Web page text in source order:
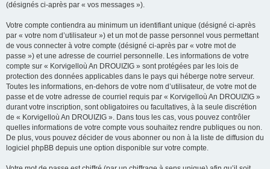
(désignés ci-après par « vos messages »).
Votre compte contiendra au minimum un identifiant unique (désigné ci-après
par « votre nom d’utilisateur ») et un mot de passe personnel vous permettant
de vous connecter à votre compte (désigné ci-après par « votre mot de
passe ») et une adresse de courriel personnelle. Les informations de votre
compte sur « Korvigelloù An DROUIZIG » sont protégées par les lois de
protection des données applicables dans le pays qui héberge notre serveur.
Toutes les informations, en-dehors de votre nom d’utilisateur, de votre mot de
passe et de votre adresse de courriel requis par « Korvigelloù An DROUIZIG »
durant votre inscription, sont obligatoires ou facultatives, à la seule discrétion
de « Korvigelloù An DROUIZIG ». Dans tous les cas, vous pouvez contrôler
quelles informations de votre compte vous souhaitez rendre publiques ou non.
De plus, vous pouvez décider de vous abonner ou non à la liste de diffusion du
logiciel phpBB depuis une option disponible sur votre compte.